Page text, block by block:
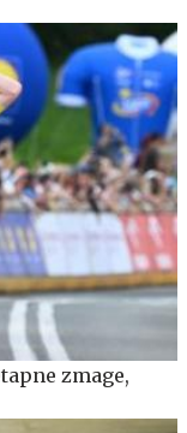
zmage,